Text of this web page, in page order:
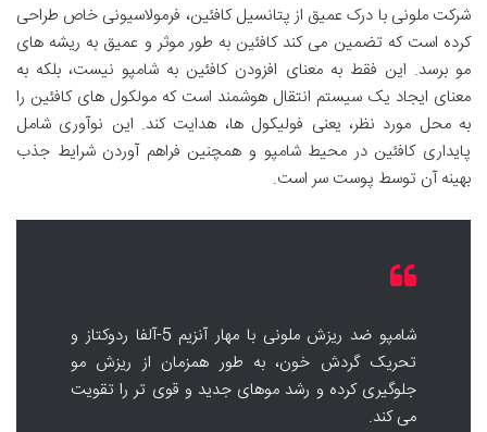
شرکت ملونی با درک عمیق از پتانسیل کافئین، فرمولاسیونی خاص طراحی
کرده است که تضمین می کند کافئین به طور موثر و عمیق به ریشه های
مو برسد. این فقط به معنای افزودن کافئین به شامپو نیست، بلکه به
معنای ایجاد یک سیستم انتقال هوشمند است که مولکول های کافئین را
به محل مورد نظر، یعنی فولیکول ها، هدایت کند. این نوآوری شامل
پایداری کافئین در محیط شامپو و همچنین فراهم آوردن شرایط جذب
بهینه آن توسط پوست سر است.
شامپو ضد ریزش ملونی با مهار آنزیم 5-آلفا ردوکتاز و
تحریک گردش خون، به طور همزمان از ریزش مو
جلوگیری کرده و رشد موهای جدید و قوی تر را تقویت
می کند.